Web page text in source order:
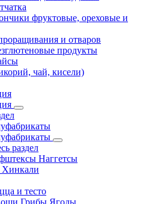
фруктовые, ореховые и
и отваров
продукты
чай, кисели)
раздел
Наггетсы
и тесто
Грибы Ягоды